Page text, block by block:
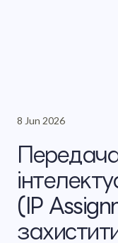
8 Jun 2026
(IP